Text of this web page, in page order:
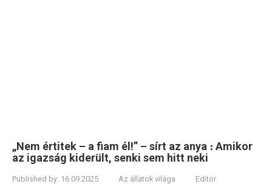
„Nem értitek – a fiam él!” – sírt az anya ։ Amikor
az igazság kiderült, senki sem hitt neki
Published by: 16.09.2025 Az állatok világa Editor